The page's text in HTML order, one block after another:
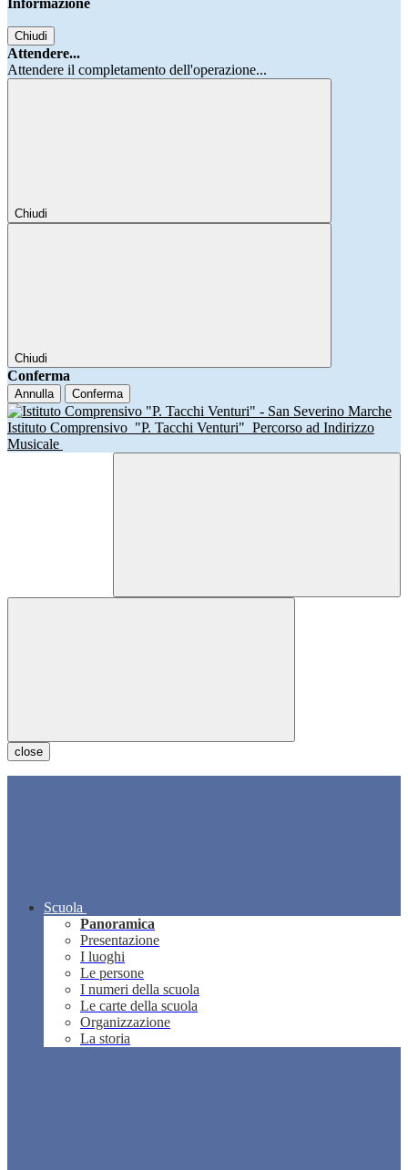
Informazione
Chiudi
Attendere...
Attendere il completamento dell'operazione...
Chiudi
Chiudi
Conferma
Annulla Conferma
Istituto Comprensivo "P. Tacchi Venturi" Percorso ad Indirizzo
Musicale
close
Scuola
Panoramica
Presentazione
I luoghi
Le persone
I numeri della scuola
Le carte della scuola
Organizzazione
La storia